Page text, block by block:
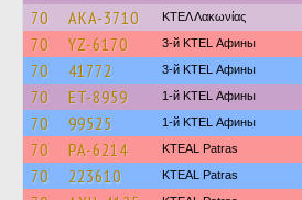
70 AKA-3710 ΚΤΕΛ Λακωνίας
70 YZ-6170 3-й KTEL Афины
70 41772 3-й KTEL Афины
70 ET-8959 1-й KTEL Афины
70 99525 1-й KTEL Афины
70 PA-6214 KTEAL Patras
70 223610 KTEAL Patras